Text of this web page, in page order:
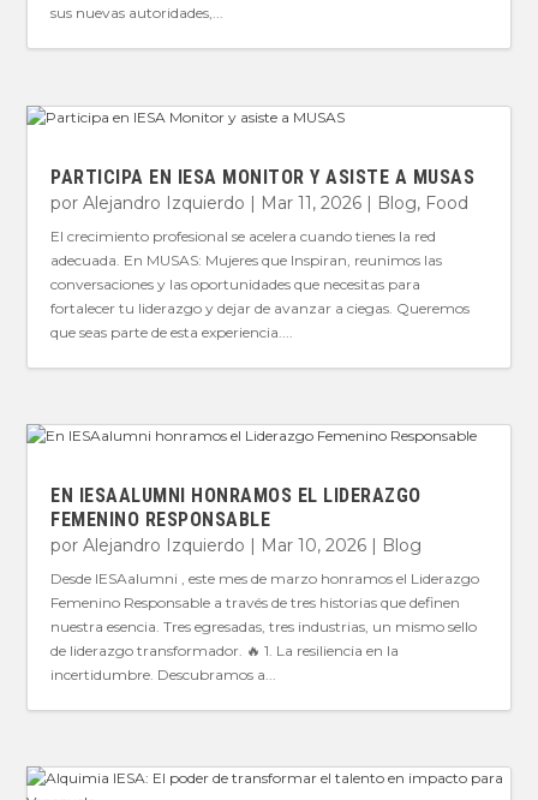
sus nuevas autoridades,...
PARTICIPA EN IESA MONITOR Y ASISTE A MUSAS
porAlejandro Izquierdo | Mar 11, 2026 | Blog, Food
El crecimiento profesional se acelera cuando tienes la red
adecuada. En MUSAS: Mujeres que Inspiran, reunimos las
conversaciones y las oportunidades que necesitas para
fortalecer tu liderazgo y dejar de avanzar a ciegas. Queremos
que seas parte de esta experiencia....
EN IESAALUMNI HONRAMOS EL LIDERAZGO
FEMENINO RESPONSABLE
porAlejandro Izquierdo | Mar 10, 2026 | Blog
Desde IESAalumni , este mes de marzo honramos el Liderazgo
Femenino Responsable a través de tres historias que definen
nuestra esencia. Tres egresadas, tres industrias, un mismo sello
de liderazgo transformador. 🔥 1. La resiliencia en la
incertidumbre. Descubramos a...